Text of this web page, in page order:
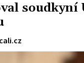
soudkyní